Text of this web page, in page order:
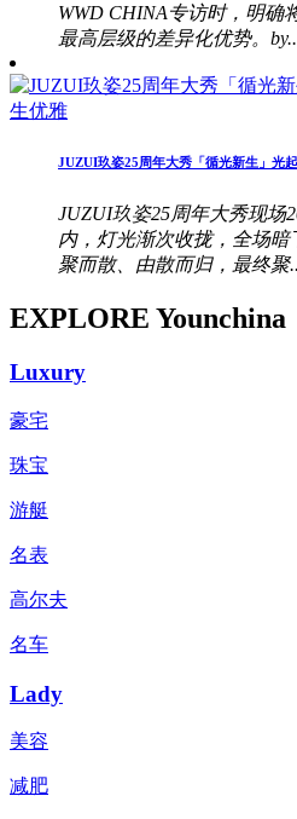
WWD CHINA专访时，明确
最高层级的差异化优势。by..
JUZUI玖姿25周年大秀「循光新生」光
JUZUI玖姿25周年大秀现场
内，灯光渐次收拢，全场
聚而散、由散而归，最终聚..
EXPLORE Younchina
Luxury
豪宅
珠宝
游艇
名表
高尔夫
名车
Lady
美容
减肥